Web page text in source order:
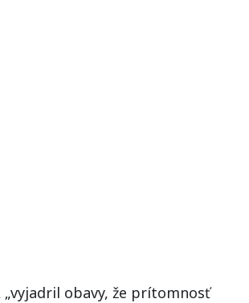
„vyjadril obavy, že prítomnosť